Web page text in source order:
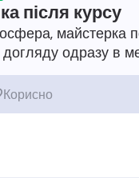
після курсу
майстерка
Корисно